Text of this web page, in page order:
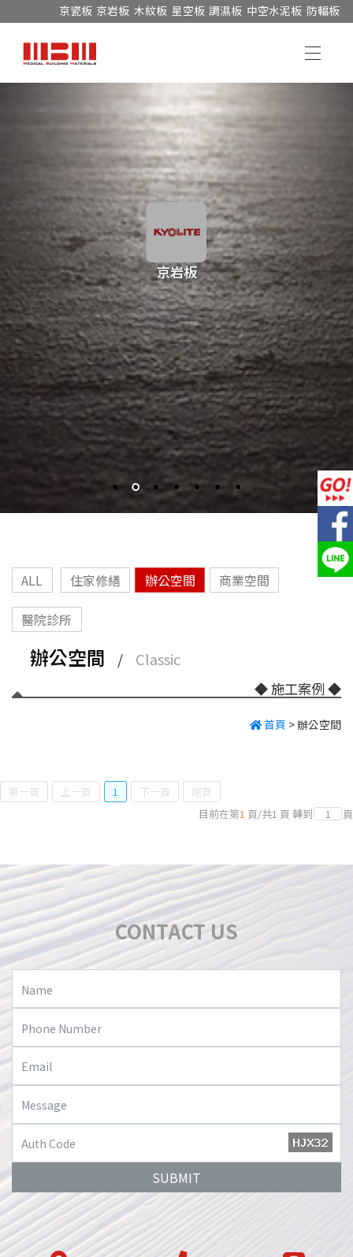
京瓷板 京岩板 木紋板 星空板 調濕板 中空水泥板 防輻板
京岩板
ALL 住家修繕 辦公空間 商業空間
醫院診所
辦公空間 / Classic
◆ 施工案例 ◆
首頁 >辦公空間
第一頁 上一頁 1 下一頁
尾頁
目前在第1 頁/共1 頁 轉到 頁
CONTACT US
SUBMIT